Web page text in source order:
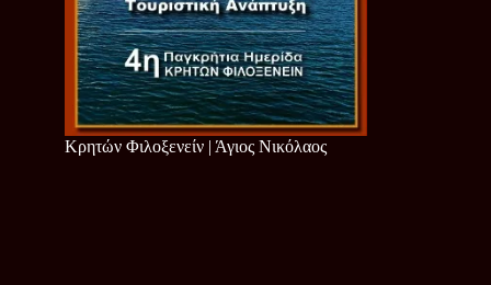
Κρητών Φιλοξενείν | Άγιος Νικόλαος